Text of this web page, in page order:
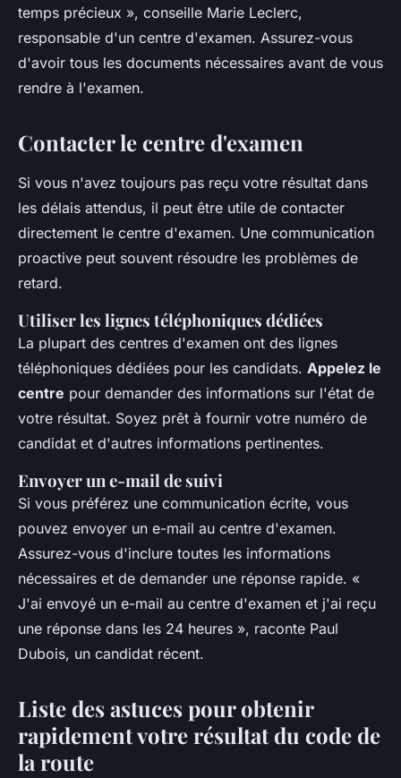
temps précieux », conseille Marie Leclerc,
responsable d'un centre d'examen. Assurez-vous
d'avoir tous les documents nécessaires avant de vous
rendre à l'examen.
Contacter le centre d'examen
Si vous n'avez toujours pas reçu votre résultat dans
les délais attendus, il peut être utile de contacter
directement le centre d'examen. Une communication
proactive peut souvent résoudre les problèmes de
retard.
Utiliser les lignes téléphoniques dédiées
La plupart des centres d'examen ont des lignes
téléphoniques dédiées pour les candidats. Appelez le
centre pour demander des informations sur l'état de
votre résultat. Soyez prêt à fournir votre numéro de
candidat et d'autres informations pertinentes.
Envoyer un e-mail de suivi
Si vous préférez une communication écrite, vous
pouvez envoyer un e-mail au centre d'examen.
Assurez-vous d'inclure toutes les informations
nécessaires et de demander une réponse rapide. «
J'ai envoyé un e-mail au centre d'examen et j'ai reçu
une réponse dans les 24 heures », raconte Paul
Dubois, un candidat récent.
Liste des astuces pour obtenir
rapidement votre résultat du code de
la route